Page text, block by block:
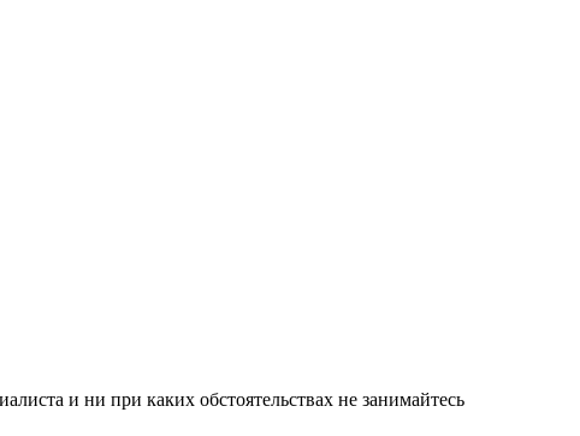
и ни при каких обстоятельствах не занимайтесь